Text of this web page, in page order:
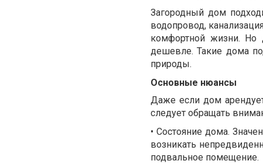
Загородный дом
водопровод,
комфортной жизни. Но
дешевле. Такие дома
природы.
Основные нюансы
Даже если дом
следует обращать
• Состояние дома.
возникать
подвальное помещение.